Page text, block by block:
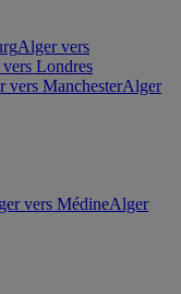
Alger vers
Londres
vers ManchesterAlger
vers MédineAlger